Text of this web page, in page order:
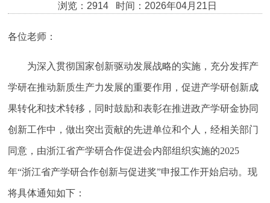
浏览：2914 时间：2026年04月21日
各位老师：
为深入贯彻国家创新驱动发展战略的实施，充分发挥产
学研在推动新质生产力发展的重要作用，促进产学研创新成
果转化和技术转移，同时鼓励和表彰在推进政产学研金协同
创新工作中，做出突出贡献的先进单位和个人，经相关部门
同意，由浙江省产学研合作促进会内部组织实施的2025
年“浙江省产学研合作创新与促进奖”申报工作开始启动。现
将具体通知如下：